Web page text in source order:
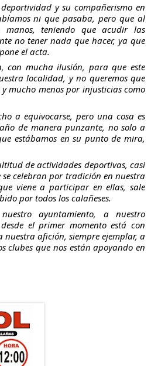
y su compañerismo en
ni que pasaba, pero que al
teniendo que acudir las
no tener nada que hacer, ya que
el acta.
con mucha ilusión, para que este
localidad, y no queremos que
mucho menos por injusticias como
a equivocarse, pero una cosa es
de manera punzante, no solo a
estábamos en su punto de mira,
de actividades deportivas, casi
celebran por tradición en nuestra
viene a participar en ellas, sale
por todos los calañeses.
ayuntamiento, a nuestro
el primer momento está con
nuestra afición, siempre ejemplar, a
clubes que nos están apoyando en